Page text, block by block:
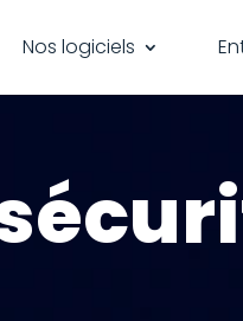
Nos logiciels